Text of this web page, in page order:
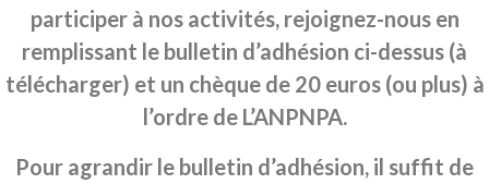
participer à nos activités, rejoignez-nous en
remplissant le bulletin d’adhésion ci-dessus (à
télécharger) et un chèque de 20 euros (ou plus) à
l’ordre de L’ANPNPA.
Pour agrandir le bulletin d’adhésion, il suffit de